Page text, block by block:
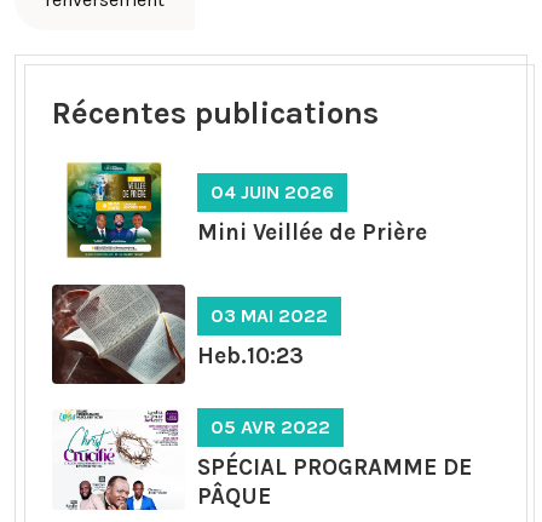
Récentes publications
04 JUIN 2026
Mini Veillée de Prière
03 MAI 2022
Heb.10:23
05 AVR 2022
SPÉCIAL PROGRAMME DE
PÂQUE